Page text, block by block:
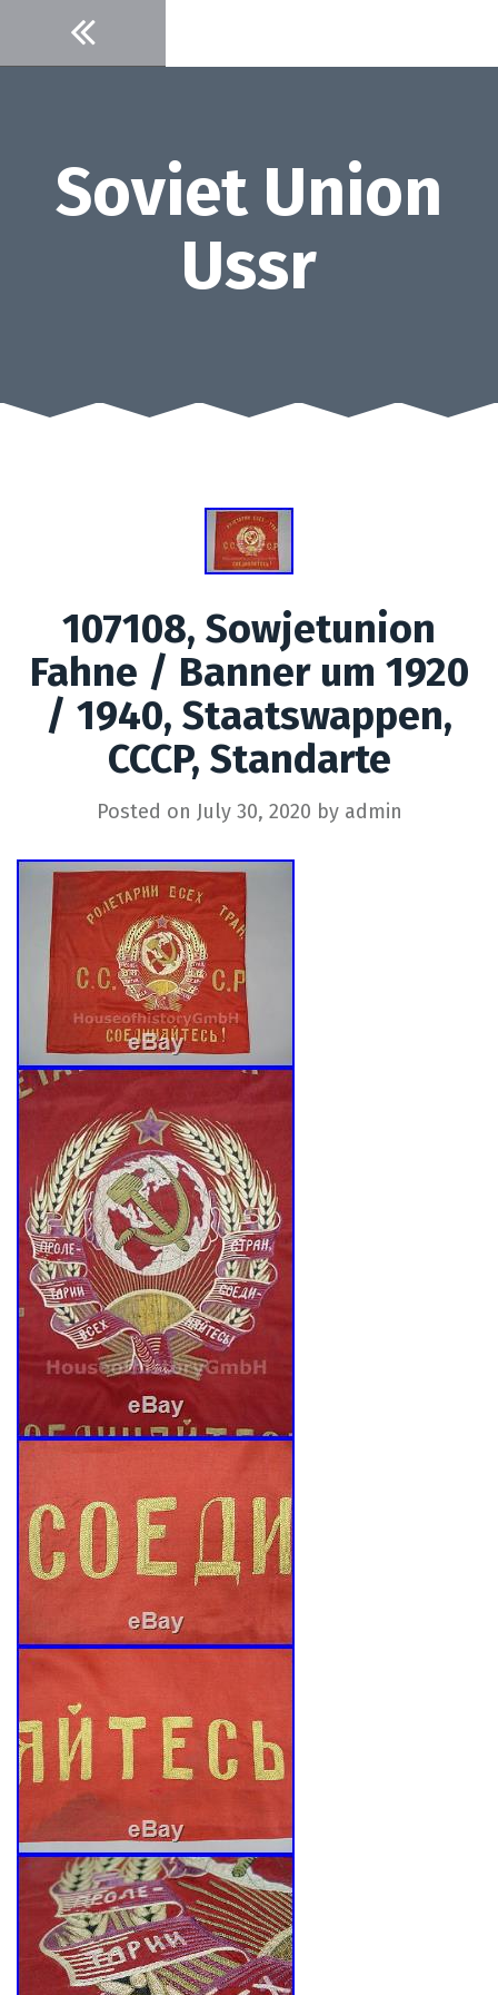
content
Soviet Union
Ussr
107108, Sowjetunion
Fahne / Banner um 1920
/ 1940, Staatswappen,
CCCP, Standarte
Posted on July 30, 2020 by admin